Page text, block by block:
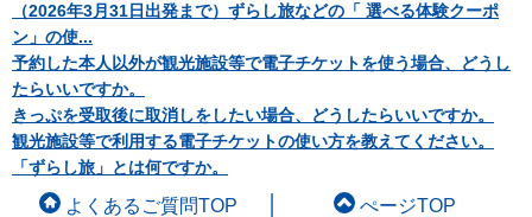
（2026年3月31日出発まで）ずらし旅などの「 選べる体験クーポ
ン」の使...
予約した本人以外が観光施設等で電子チケットを使う場合、どうし
たらいいですか。
きっぷを受取後に取消しをしたい場合、どうしたらいいですか。
観光施設等で利用する電子チケットの使い方を教えてください。
「ずらし旅」とは何ですか。
よくあるご質問TOP ぺージTOP